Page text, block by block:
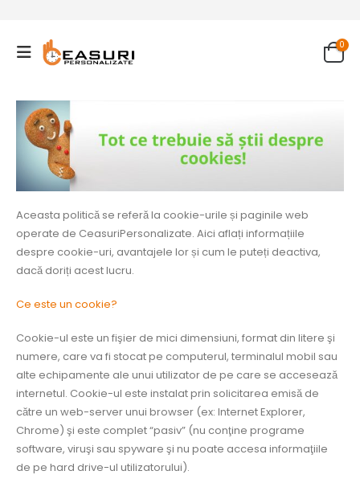
0
Aceasta politică se referă la cookie-urile și paginile web
operate de CeasuriPersonalizate. Aici aflați informațiile
despre cookie-uri, avantajele lor și cum le puteți deactiva,
dacă doriți acest lucru.
Ce este un cookie?
Cookie-ul este un fişier de mici dimensiuni, format din litere şi
numere, care va fi stocat pe computerul, terminalul mobil sau
alte echipamente ale unui utilizator de pe care se accesează
internetul. Cookie-ul este instalat prin solicitarea emisă de
către un web-server unui browser (ex: Internet Explorer,
Chrome) şi este complet “pasiv” (nu conţine programe
software, viruşi sau spyware şi nu poate accesa informaţiile
de pe hard drive-ul utilizatorului).